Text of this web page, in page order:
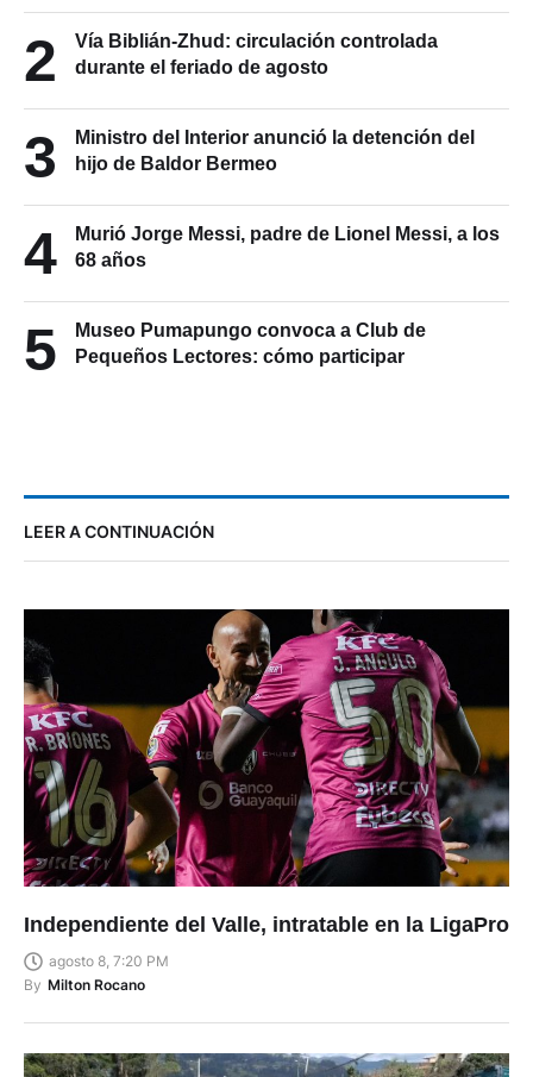
2
Vía Biblián-Zhud: circulación controlada
durante el feriado de agosto
3
Ministro del Interior anunció la detención del
hijo de Baldor Bermeo
4
Murió Jorge Messi, padre de Lionel Messi, a los
68 años
5
Museo Pumapungo convoca a Club de
Pequeños Lectores: cómo participar
LEER A CONTINUACIÓN
Independiente del Valle, intratable en la LigaPro
agosto 8, 7:20 PM
By Milton Rocano